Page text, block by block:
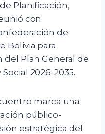
Planificación,
con
de
Bolivia para
del Plan General de
2026-2035.
marca una
público-
estratégica del